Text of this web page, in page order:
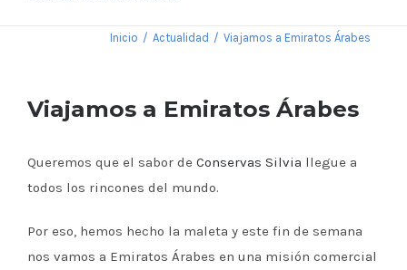
Inicio / Actualidad / Viajamos a Emiratos Árabes
Viajamos a Emiratos Árabes
Queremos que el sabor de Conservas Silvia llegue a
todos los rincones del mundo.
Por eso, hemos hecho la maleta y este fin de semana
nos vamos a Emiratos Árabes en una misión comercial